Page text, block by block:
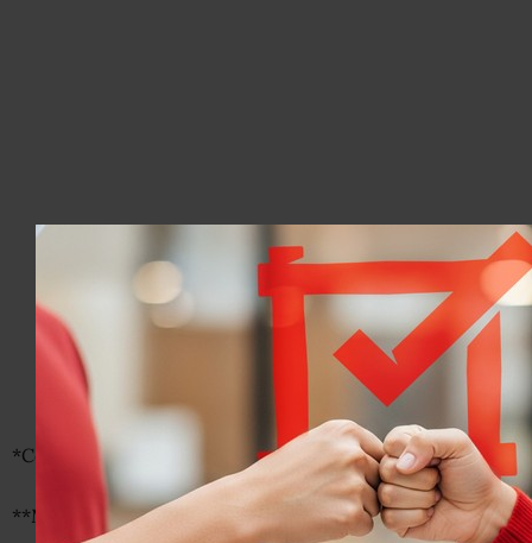
*Con información de Notimex y Presidencia.
**Mota publicada el 24 de septiembre de 2014.